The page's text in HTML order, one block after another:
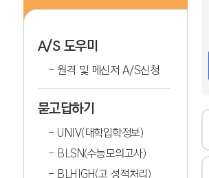
A/S 도우미
원격 및 메신저 A/S신청
묻고답하기
UNIV(대학입학정보)
BLSN(수능모의고사)
BLHIGH(고 성적처리)